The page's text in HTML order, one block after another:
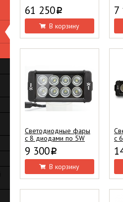
61 250 i
В корзину
7
Светодиодные фары
с 8 диодами по 5W
9 300 i
В корзину
с